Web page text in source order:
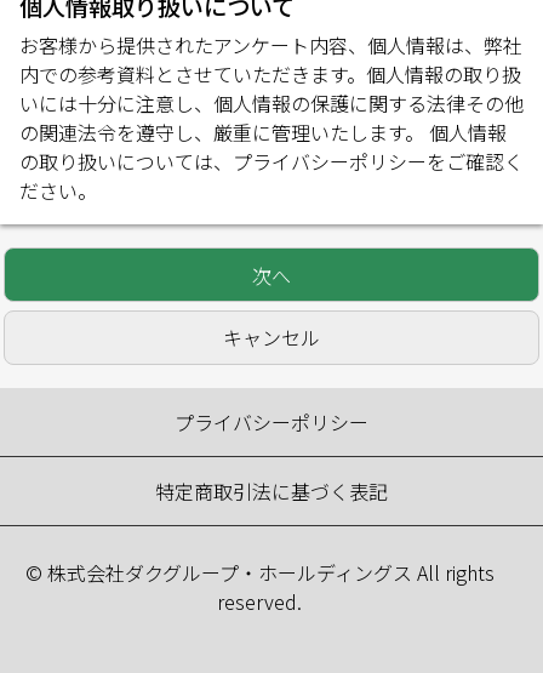
お客様から提供されたアンケート内容、個人情報は、弊社
内での参考資料とさせていただきます。個人情報の取り扱
いには十分に注意し、個人情報の保護に関する法律その他
の関連法令を遵守し、厳重に管理いたします。 個人情報
の取り扱いについては、 プライバシーポリシーをご確認く
ださい。
プライバシーポリシー
特定商取引法に基づく表記
© 株式会社ダクグループ・ホールディングス All rights
reserved.